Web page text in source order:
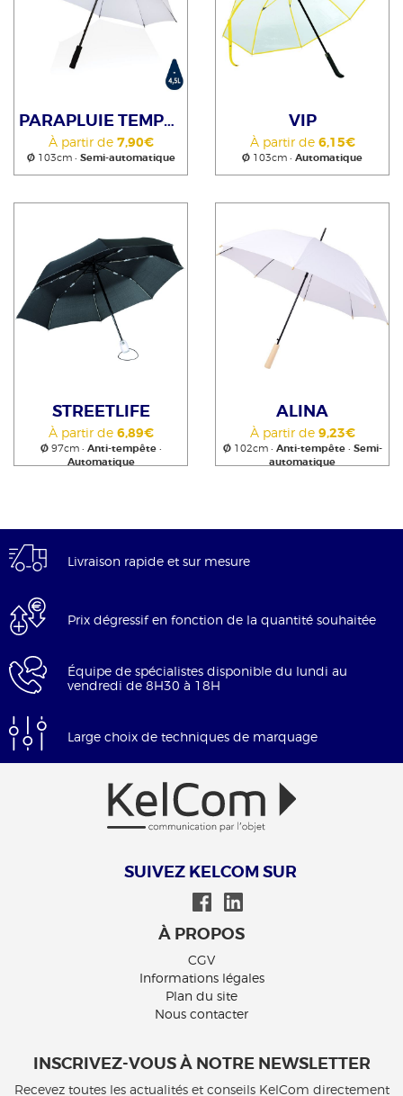
PARAPLUIE TEMPÊTE RPET
À partir de 7,90€
Ø103cm • Semi-automatique
VIP
À partir de 6,15€
Ø 103cm • Automatique
STREETLIFE
À partir de 6,89€
Ø97cm • Anti-tempête•
Automatique
ALINA
À partir de 9,23€
Ø102cm • Anti-tempête• Semi-
automatique
Livraison rapide et sur mesure
Prix dégressif en fonction de la quantité souhaitée
Équipe de spécialistes disponible du lundi au
vendredi de 8H30 à 18H
Large choix de techniques de marquage
SUIVEZ KELCOM SUR
À PROPOS
CGV
Informations légales
Plan du site
Nous contacter
INSCRIVEZ-VOUS À NOTRE NEWSLETTER
Recevez toutes les actualités et conseils KelCom directement